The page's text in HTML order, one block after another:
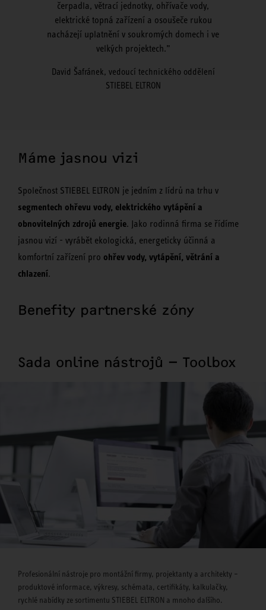
čerpadla, větrací jednotky, ohřívače vody,
elektrické topná zařízení a osoušeče rukou
nacházejí uplatnění v soukromých domech i ve
velkých projektech.
David Šafránek, vedoucí technického oddělení
STIEBEL ELTRON
Máme jasnou vizi
Společnost STIEBEL ELTRON je jedním z lídrů na trhu v
segmentech ohřevu vody, elektrického vytápění a
obnovitelných zdrojů energie. Jako rodinná firma se řídíme
jasnou vizí - vyrábět ekologická, energeticky účinná a
komfortní zařízení pro ohřev vody, vytápění, větrání a
chlazení.
Benefity partnerské zóny
Sada online nástrojů – Toolbox
Profesionální nástroje pro montážní firmy, projektanty a architekty –
produktové informace, výkresy, schémata, certifikáty, kalkulačky,
rychlé nabídky ze sortimentu STIEBEL ELTRON a mnoho dalšího.